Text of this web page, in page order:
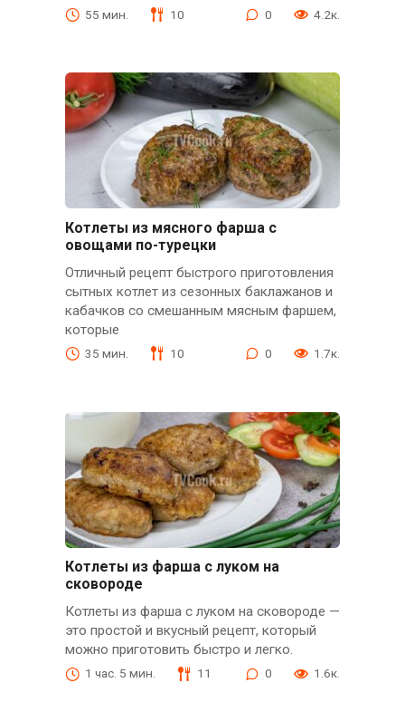
55 мин. 10 0 4.2к.
Котлеты из мясного фарша с
овощами по-турецки
Отличный рецепт быстрого приготовления
сытных котлет из сезонных баклажанов и
кабачков со смешанным мясным фаршем,
которые
35 мин. 10 0 1.7к.
Котлеты из фарша с луком на
сковороде
Котлеты из фарша с луком на сковороде —
это простой и вкусный рецепт, который
можно приготовить быстро и легко.
1 час. 5 мин. 11 0 1.6к.